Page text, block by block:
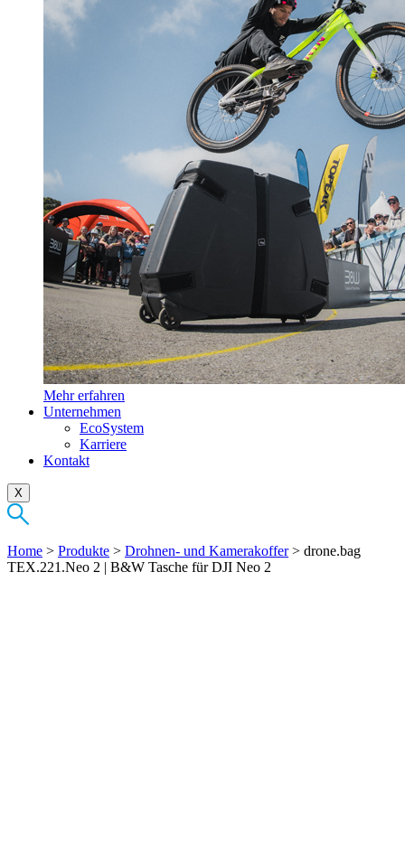
Mehr erfahren
Unternehmen
EcoSystem
Karriere
Kontakt
X
Home > Produkte > Drohnen- und Kamerakoffer> drone.bag
TEX.221.Neo 2 | B&W Tasche für DJI Neo 2